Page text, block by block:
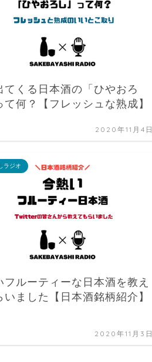
てくる日本酒の「ひやおろ
て何？【フレッシュな熟成】
2020年11月4日
ラジオ
フルーティーな日本酒を教え
いました【日本酒銘柄紹介】
2020年11月3日